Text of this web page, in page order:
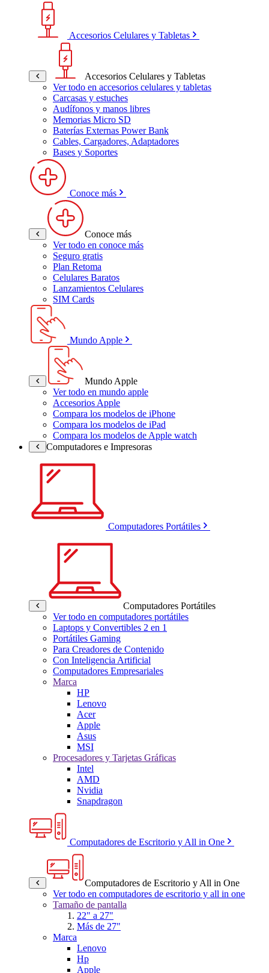
Accesorios Celulares y Tabletas
Accesorios Celulares y Tabletas
Ver todo en accesorios celulares y tabletas
Carcasas y estuches
Audífonos y manos libres
Memorias Micro SD
Baterías Externas Power Bank
Cables, Cargadores, Adaptadores
Bases y Soportes
Conoce más
Conoce más
Ver todo en conoce más
Seguro gratis
Plan Retoma
Celulares Baratos
Lanzamientos Celulares
SIM Cards
Mundo Apple
Mundo Apple
Ver todo en mundo apple
Accesorios Apple
Compara los modelos de iPhone
Compara los modelos de iPad
Compara los modelos de Apple watch
Computadores e Impresoras
Computadores Portátiles
Computadores Portátiles
Ver todo en computadores portátiles
Laptops y Convertibles 2 en 1
Portátiles Gaming
Para Creadores de Contenido
Con Inteligencia Artificial
Computadores Empresariales
Marca
HP
Lenovo
Acer
Apple
Asus
MSI
Procesadores y Tarjetas Gráficas
Intel
AMD
Nvidia
Snapdragon
Computadores de Escritorio y All in One
Computadores de Escritorio y All in One
Ver todo en computadores de escritorio y all in one
Tamaño de pantalla
22" a 27"
Más de 27"
Marca
Lenovo
Hp
Apple